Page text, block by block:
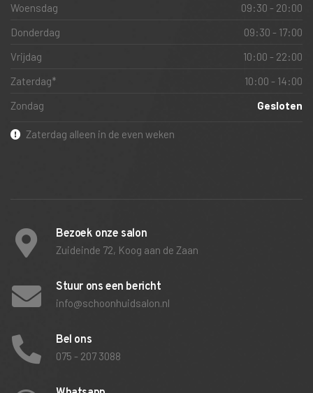
Woensdag
09:30 - 20:00
Donderdag
09:30 - 17:00
Vrijdag
10:00 - 22:00
Zaterdag*
10:00 - 14:00
Zondag
Gesloten
Zaterdag alleen in de even weken
Bezoek onze salon
Zuideinde 72, Koog aan de Zaan
Stuur ons een bericht
info@schoonhuidsalon.nl
Bel ons
075 - 207 3088